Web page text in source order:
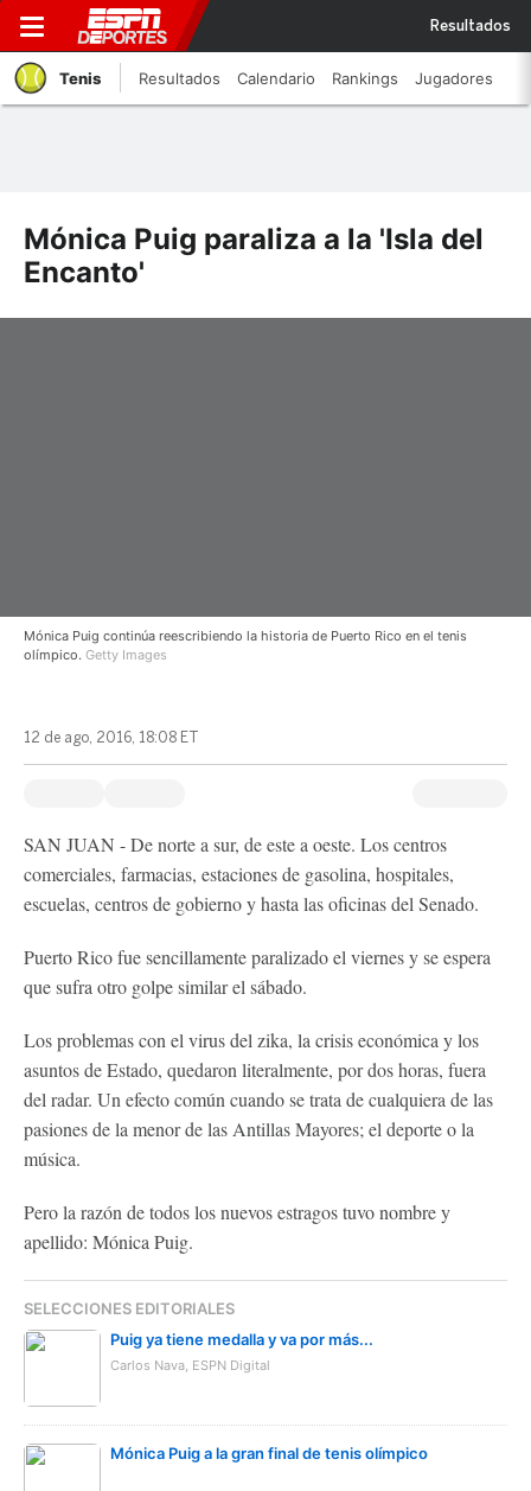
Resultados
Tenis Resultados Calendario Rankings Jugadores
Mónica Puig paraliza a la 'Isla del
Encanto'
Mónica Puig continúa reescribiendo la historia de Puerto Rico en el tenis
olímpico. Getty Images
12 de ago, 2016, 18:08 ET
SAN JUAN - De norte a sur, de este a oeste. Los centros
comerciales, farmacias, estaciones de gasolina, hospitales,
escuelas, centros de gobierno y hasta las oficinas del Senado.
Puerto Rico fue sencillamente paralizado el viernes y se espera
que sufra otro golpe similar el sábado.
Los problemas con el virus del zika, la crisis económica y los
asuntos de Estado, quedaron literalmente, por dos horas, fuera
del radar. Un efecto común cuando se trata de cualquiera de las
pasiones de la menor de las Antillas Mayores; el deporte o la
música.
Pero la razón de todos los nuevos estragos tuvo nombre y
apellido: Mónica Puig.
SELECCIONES EDITORIALES
Puig ya tiene medalla y va por más...
Carlos Nava, ESPN Digital
Mónica Puig a la gran final de tenis olímpico